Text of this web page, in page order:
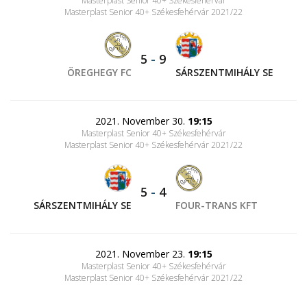
Masterplast Senior 40+ Székesfehérvár 2021/22
ÖREGHEGY FC
5 - 9
SÁRSZENTMIHÁLY SE
2021. November 30. 19:15
Masterplast Senior 40+ Székesfehérvár
Masterplast Senior 40+ Székesfehérvár 2021/22
SÁRSZENTMIHÁLY SE
5 - 4
FOUR-TRANS KFT
2021. November 23. 19:15
Masterplast Senior 40+ Székesfehérvár
Masterplast Senior 40+ Székesfehérvár 2021/22